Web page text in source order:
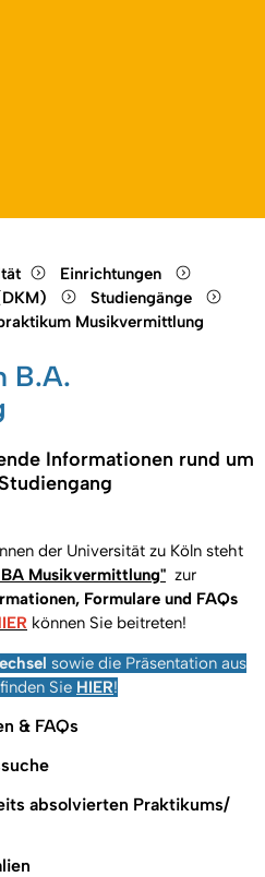
Einrichtungen
Studiengänge
Musikvermittlung
B.A.
Informationen rund um
der Universität zu Köln steht
Musikvermittlung" zur
Formulare und FAQs
können Sie beitreten!
sowie die Präsentation aus
Sie HIER!
& FAQs
absolvierten Praktikums/